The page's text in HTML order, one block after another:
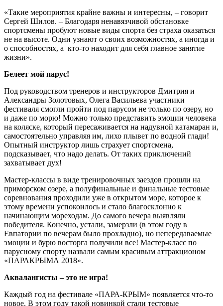
«Такие мероприятия крайне важны и интересны, – говорит
Сергей Шилов. – Благодаря ненавязчивой обстановке
спортсмены пробуют новые виды спорта без страха оказаться
не на высоте. Одни узнают о своих возможностях, а иногда и
о способностях, а кто-­то находит для себя главное занятие
жизни».
Белеет мой парус!
Под руководством тренеров и инструкторов Дмитрия и
Александры Золотовых, Олега Васильева участники
фестиваля смогли пройти под парусом не только по озеру, но
и даже по морю! Можно только представить эмоции человека
на коляске, который пересаживается на надувной катамаран и,
самостоятельно управляя им, лихо плывет по водной глади!
Опытный инструктор лишь страхует спортсмена,
подсказывает, что надо делать. От таких приключений
захватывает дух!
Мастер-­классы в виде тренировочных заездов прошли на
приморском озере, а полуфинальные и финальные тестовые
соревнования проходили уже в открытом море, которое к
этому времени успокоилось и стало благосклонно к
начинающим мореходам. До самого вечера выявляли
победителя. Конечно, устали, замерзли (в этом году в
Евпатории по вечерам было прохладно), но непередаваемые
эмоции и бурю восторга получили все! Мастер-­класс по
парусному спорту назвали самым красивым аттракционом
«ПАРА­КРЫМА 2018».
Аквалангисты – это не игра!
Каждый год на фестивале «ПАРА-­КРЫМ» появляется что­-то
новое. В этом году такой новинкой стали тестовые